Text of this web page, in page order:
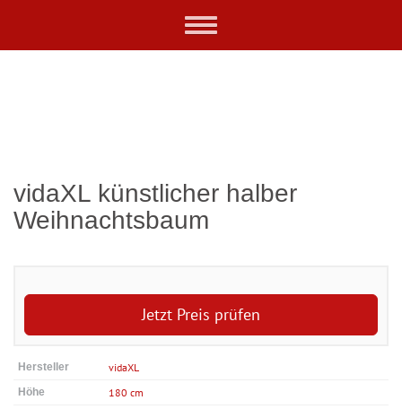
Toggle
vidaXL künstlicher halber
Weihnachtsbaum
Jetzt Preis prüfen
Hersteller vidaXL
Höhe 180 cm